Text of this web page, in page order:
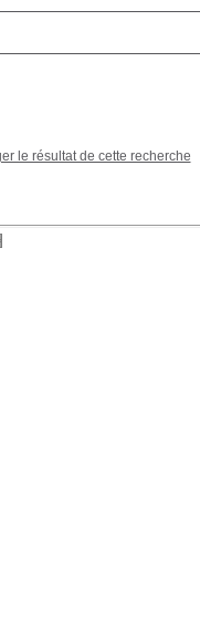
le résultat de cette recherche